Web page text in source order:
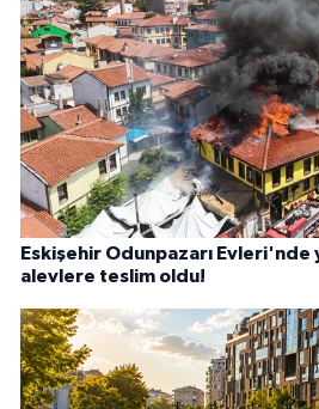
Eskişehir Odunpazarı Evleri'nde
alevlere teslim oldu!